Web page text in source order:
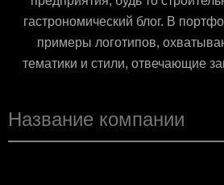
гастрономический блог. В
примеры логотипов,
тематики и стили, отвечающие